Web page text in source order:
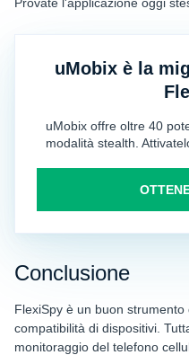
uMobix è la
uMobix offre oltre 40
modalità stealth.
Conclusione
FlexiSpy è un buon
compatibilità di dispositivi.
monitoraggio del telefono